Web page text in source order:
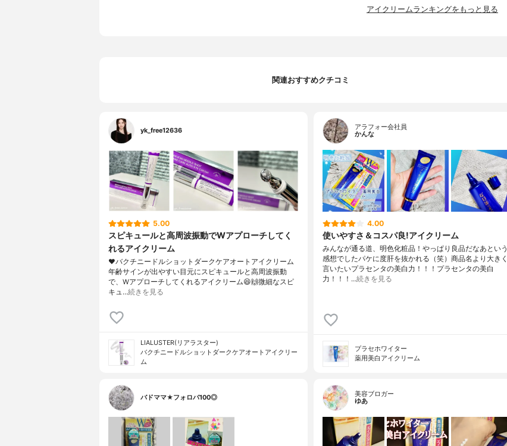
アイクリームランキングをもっと見る
関連おすすめクチコミ
yk_free12636
5.00
スピキュールと高周波振動でWアプローチしてく
れるアイクリーム
❤︎バクチニードルショットダークケアオートアイクリーム
年齢サインが出やすい目元にスピキュールと高周波振動
で、Wアプローチしてくれるアイクリーム😆🙌微細なスピ
キュ…続きを見る
LIALUSTER(リアラスター)
バクチニードルショットダークケアオートアイクリー
ム
アラフォー会社員
かんな
4.00
使いやすさ＆コスパ良!アイクリーム
みんなが通る道、明色化粧品！やっぱり良品だなあという
感想でしたパケに度肝を抜かれる（笑）商品名より大きく
言いたいプラセンタの美白力！！！プラセンタの美白
力！！！…続きを見る
プラセホワイター
薬用美白アイクリーム
バドママ★フォロバ100◎
美容ブロガー
ゆあ